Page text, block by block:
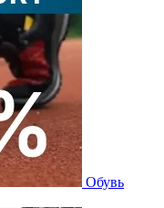
Обувь